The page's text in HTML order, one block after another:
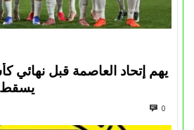
يهم إتحاد العاصمة قبل نهائي
0